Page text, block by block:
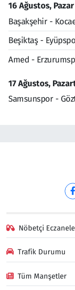
16 Ağustos, Pazar
Başakşehir -
Beşiktaş -
Amed -
17 Ağustos,
Samsunspor -
Nöbetçi
Trafik Durumu
Tüm Manşetler